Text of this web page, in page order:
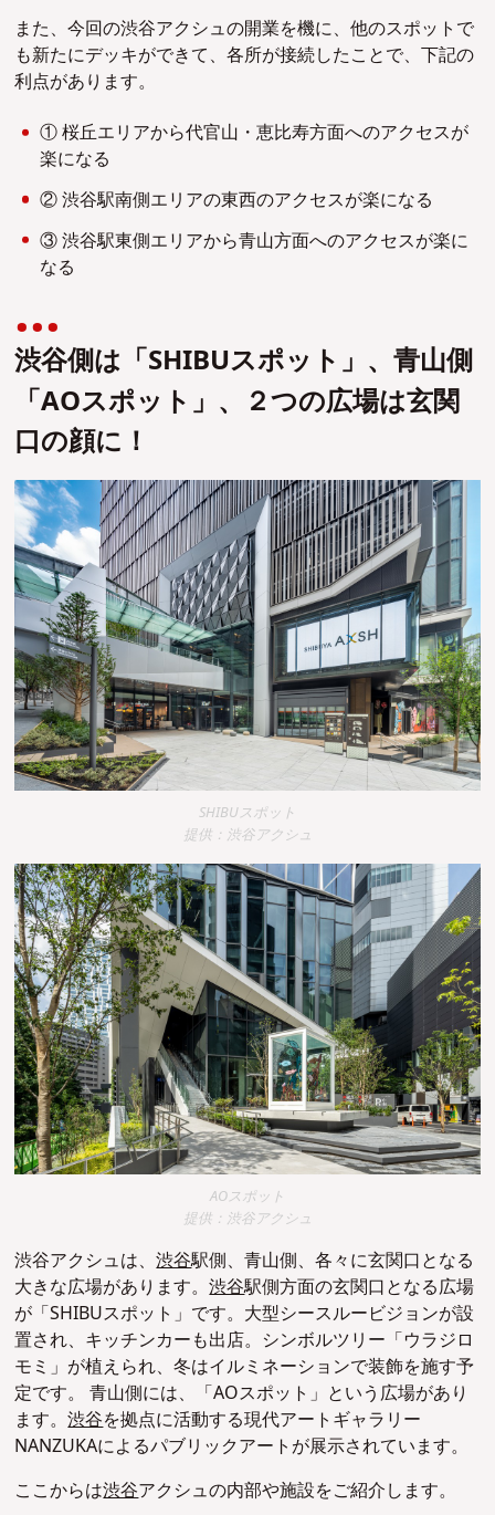
また、今回の渋谷アクシュの開業を機に、他のスポットで
も新たにデッキができて、各所が接続したことで、下記の
利点があります。
① 桜丘エリアから代官山・恵比寿方面へのアクセスが
楽になる
② 渋谷駅南側エリアの東西のアクセスが楽になる
③ 渋谷駅東側エリアから青山方面へのアクセスが楽に
なる
渋谷側は「SHIBUスポット」、青山側
「AOスポット」、２つの広場は玄関
口の顔に！
SHIBUスポット
提供：渋谷アクシュ
AOスポット
提供：渋谷アクシュ
渋谷アクシュは、渋谷駅側、青山側、各々に玄関口となる
大きな広場があります。渋谷駅側方面の玄関口となる広場
が「SHIBUスポット」です。大型シースルービジョンが設
置され、キッチンカーも出店。シンボルツリー「ウラジロ
モミ」が植えられ、冬はイルミネーションで装飾を施す予
定です。 青山側には、「AOスポット」という広場があり
ます。渋谷を拠点に活動する現代アートギャラリー
NANZUKAによるパブリックアートが展示されています。
ここからは渋谷アクシュの内部や施設をご紹介します。